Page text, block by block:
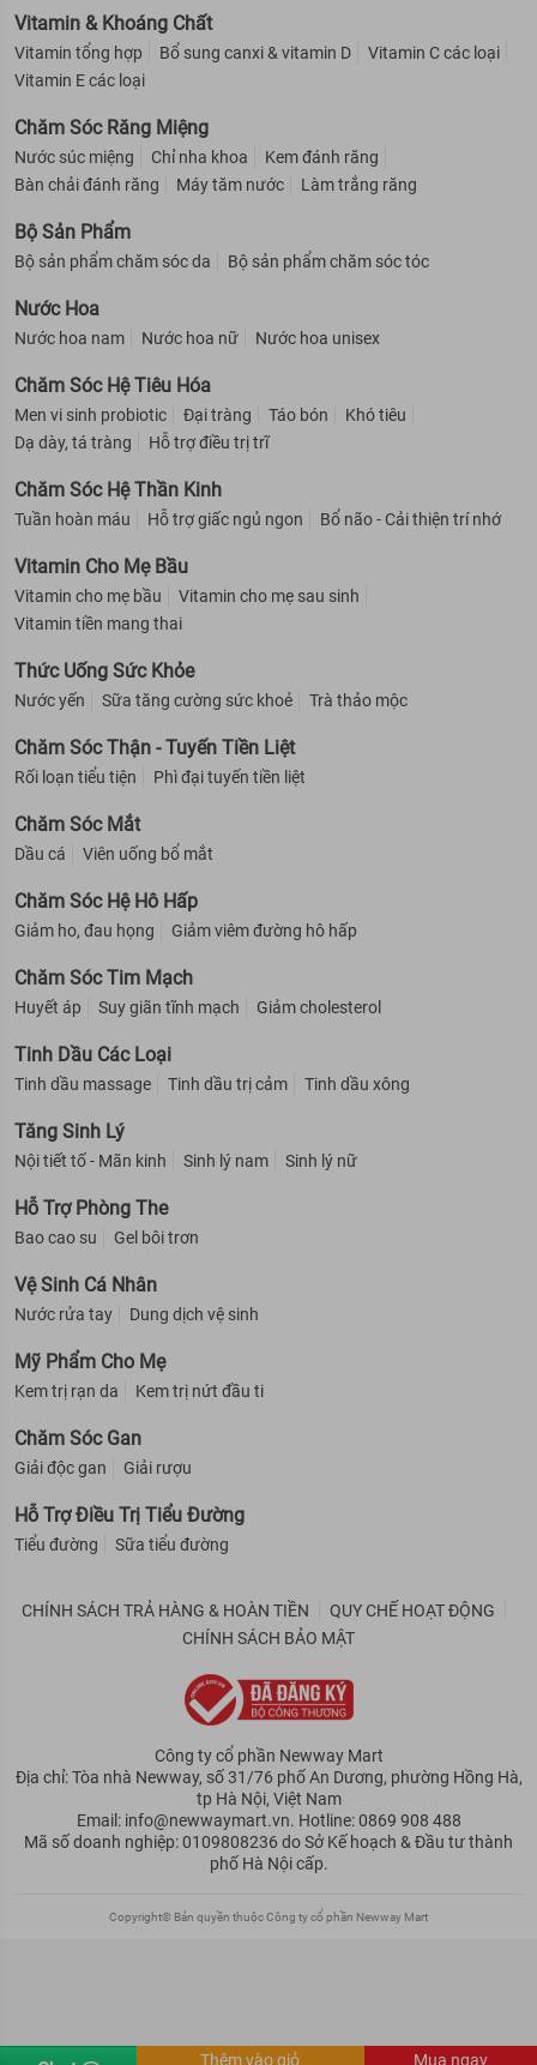
Thêm vào giỏ Mua ngay
Vitamin & Khoáng Chất
Vitamin tổng hợp Bổ sung canxi & vitamin D
Vitamin C các loại
Vitamin E các loại
Chăm Sóc Răng Miệng
Nước súc miệng Chỉ nha khoa
Kem đánh răng
Bàn chải đánh răng
Máy tăm nước Làm trắng răng
Bộ Sản Phẩm
Bộ sản phẩm chăm sóc da Bộ sản phẩm chăm sóc tóc
Nước Hoa
Nước hoa nam Nước hoa nữ Nước hoa unisex
Chăm Sóc Hệ Tiêu Hóa
Men vi sinh probiotic Đại tràng Táo bón
Khó tiêu
Dạ dày, tá tràng
Hỗ trợ điều trị trĩ
Chăm Sóc Hệ Thần Kinh
Tuần hoàn máu Hỗ trợ giấc ngủ ngon Bổ não - Cải thiện trí nhớ
Vitamin Cho Mẹ Bầu
Vitamin cho mẹ bầu
Vitamin cho mẹ sau sinh
Vitamin tiền mang thai
Thức Uống Sức Khỏe
Nước yến Sữa tăng cường sức khoẻ Trà thảo mộc
Chăm Sóc Thận - Tuyến Tiền Liệt
Rối loạn tiểu tiện Phì đại tuyến tiền liệt
Chăm Sóc Mắt
Dầu cá Viên uống bổ mắt
Chăm Sóc Hệ Hô Hấp
Giảm ho, đau họng Giảm viêm đường hô hấp
Chăm Sóc Tim Mạch
Huyết áp Suy giãn tĩnh mạch Giảm cholesterol
Tinh Dầu Các Loại
Tinh dầu massage Tinh dầu trị cảm Tinh dầu xông
Tăng Sinh Lý
Nội tiết tố - Mãn kinh Sinh lý nam Sinh lý nữ
Hỗ Trợ Phòng The
Bao cao su Gel bôi trơn
Vệ Sinh Cá Nhân
Nước rửa tay Dung dịch vệ sinh
Mỹ Phẩm Cho Mẹ
Kem trị rạn da Kem trị nứt đầu ti
Chăm Sóc Gan
Giải độc gan Giải rượu
Hỗ Trợ Điều Trị Tiểu Đường
Tiểu đường Sữa tiểu đường
CHÍNH SÁCH TRẢ HÀNG & HOÀN TIỀN
QUY CHẾ HOẠT ĐỘNG
CHÍNH SÁCH BẢO MẬT
Công ty cổ phần Newway Mart
Địa chỉ: Tòa nhà Newway, số 31/76 phố An Dương, phường Hồng Hà,
tp Hà Nội, Việt Nam
Email: info@newwaymart.vn. Hotline: 0869 908 488
Mã số doanh nghiệp: 0109808236 do Sở Kế hoạch & Đầu tư thành
phố Hà Nội cấp.
Copyright© Bản quyền thuộc Công ty cổ phần Newway Mart